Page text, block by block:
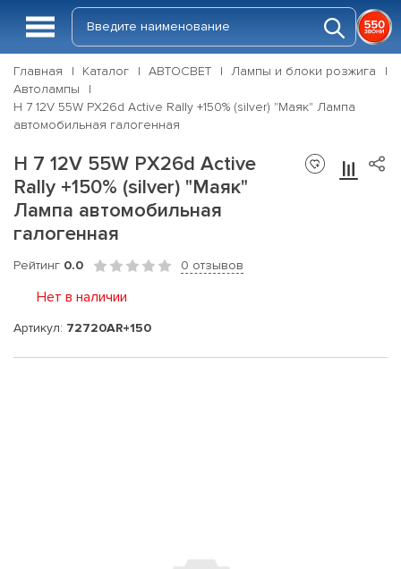
Главная Каталог АВТОСВЕТ
Лампы и блоки розжига
Автолампы
Н 7 12V 55W PX26d Active Rally +150% (silver) "Маяк" Лампа
автомобильная галогенная
Н 7 12V 55W PX26d Active
Rally +150% (silver) "Маяк"
Лампа автомобильная
галогенная
Рейтинг 0.0 0 отзывов
Нет в наличии
Артикул: 72720AR+150